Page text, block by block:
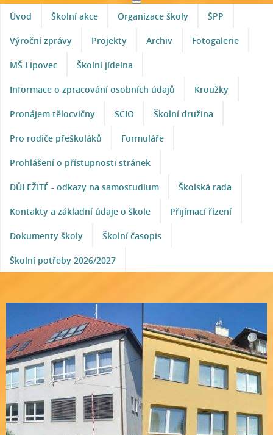
Úvod Školní akce Organizace školy ŠPP
Výroční zprávy Projekty Archiv Fotogalerie
MŠ Lipovec Školní jídelna
Informace o zpracování osobních údajů Kroužky
Pronájem tělocvičny SCIO Školní družina
Pro rodiče přeškoláků Formuláře
Prohlášení o přístupnosti stránek
DŮLEŽITÉ - odkazy na samostudium Školská rada
Kontakty a základní údaje o škole Přijímací řízení
Dokumenty školy Školní časopis
Školní potřeby 2026/2027